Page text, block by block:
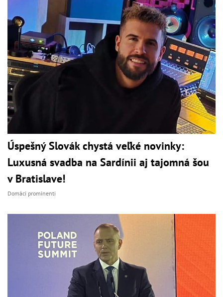
Úspešný Slovák chystá veľké novinky:
Luxusná svadba na Sardínii aj tajomná šou
v Bratislave!
Domáci prominenti